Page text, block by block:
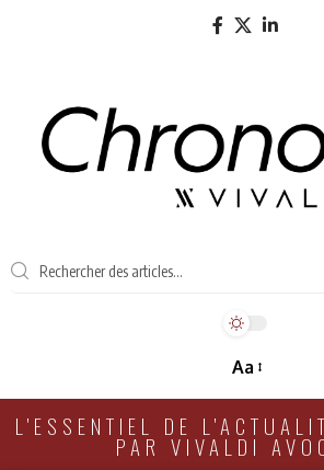
Aa
L'ESSENTIEL DE
PAR VIVALDI